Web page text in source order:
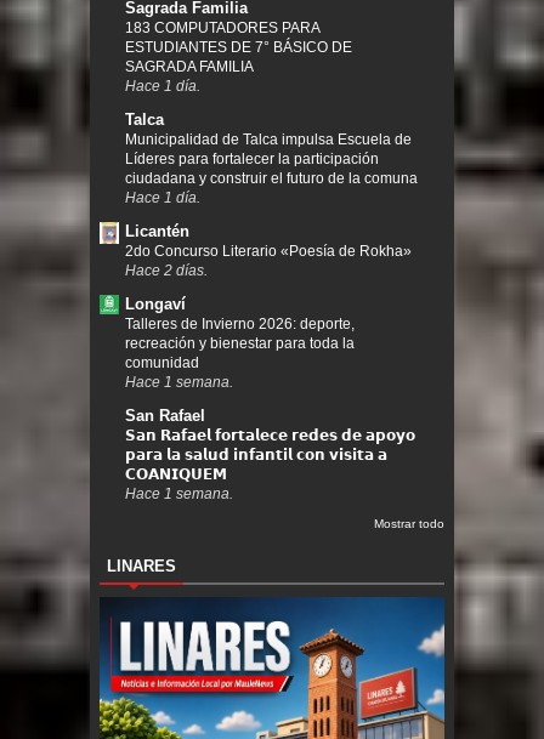
Sagrada Familia
183 COMPUTADORES PARA
ESTUDIANTES DE 7° BÁSICO DE
SAGRADA FAMILIA
Hace 1 día.
Talca
Municipalidad de Talca impulsa Escuela de
Líderes para fortalecer la participación
ciudadana y construir el futuro de la comuna
Hace 1 día.
Licantén
2do Concurso Literario «Poesía de Rokha»
Hace 2 días.
Longaví
Talleres de Invierno 2026: deporte,
recreación y bienestar para toda la
comunidad
Hace 1 semana.
San Rafael
𝗦𝗮𝗻 𝗥𝗮𝗳𝗮𝗲𝗹 𝗳𝗼𝗿𝘁𝗮𝗹𝗲𝗰𝗲 𝗿𝗲𝗱𝗲𝘀 𝗱𝗲 𝗮𝗽𝗼𝘆𝗼
𝗽𝗮𝗿𝗮 𝗹𝗮 𝘀𝗮𝗹𝘂𝗱 𝗶𝗻𝗳𝗮𝗻𝘁𝗶𝗹 𝗰𝗼𝗻 𝘃𝗶𝘀𝗶𝘁𝗮 𝗮
𝗖𝗢𝗔𝗡𝗜𝗤𝗨𝗘𝗠
Hace 1 semana.
Mostrar todo
LINARES